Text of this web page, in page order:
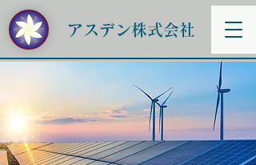
アスデン株式会社